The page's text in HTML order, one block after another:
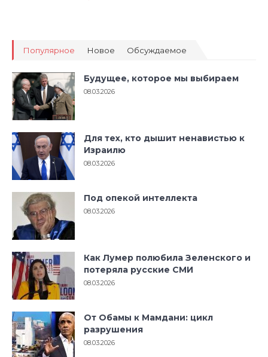
Популярное Новое Обсуждаемое
Будущее, которое мы выбираем
08.03.2026
Для тех, кто дышит ненавистью к
Израилю
08.03.2026
Под опекой интеллекта
08.03.2026
Как Лумер полюбила Зеленского и
потеряла русские СМИ
08.03.2026
От Обамы к Мамдани: цикл
разрушения
08.03.2026